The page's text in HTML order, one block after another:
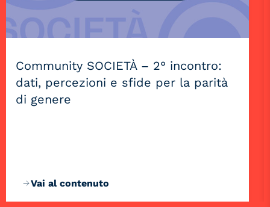
Community SOCIETÀ – 2° incontro:
dati, percezioni e sfide per la parità
di genere
Vai al contenuto